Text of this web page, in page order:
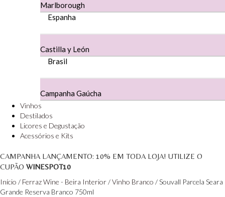
Herdade Da Figueirinha - Alentejo
Herdade Da Maroteira Alentejo
Herdade do Moinho Branco - Alentejo
Herdade do Rocim Alentejo
Herdade dos Coteis Alentejo
Herdade Papa Leite - Alentejo
Marlborough
Espanha
Castilla y León
Brasil
Campanha Gaúcha
Vinhos
Destilados
Licores e Degustação
Acessórios e Kits
CAMPANHA LANÇAMENTO: 10% EM TODA LOJA! UTILIZE O
CUPÃO WINESPOT10
Início / Ferraz Wine - Beira Interior/Vinho Branco / Souvall Parcela Seara
Grande Reserva Branco 750ml